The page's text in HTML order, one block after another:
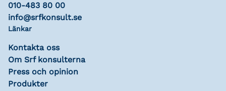
010-483 80 00
info@srfkonsult.se
Länkar
Kontakta oss
Om Srf konsulterna
Press och opinion
Produkter